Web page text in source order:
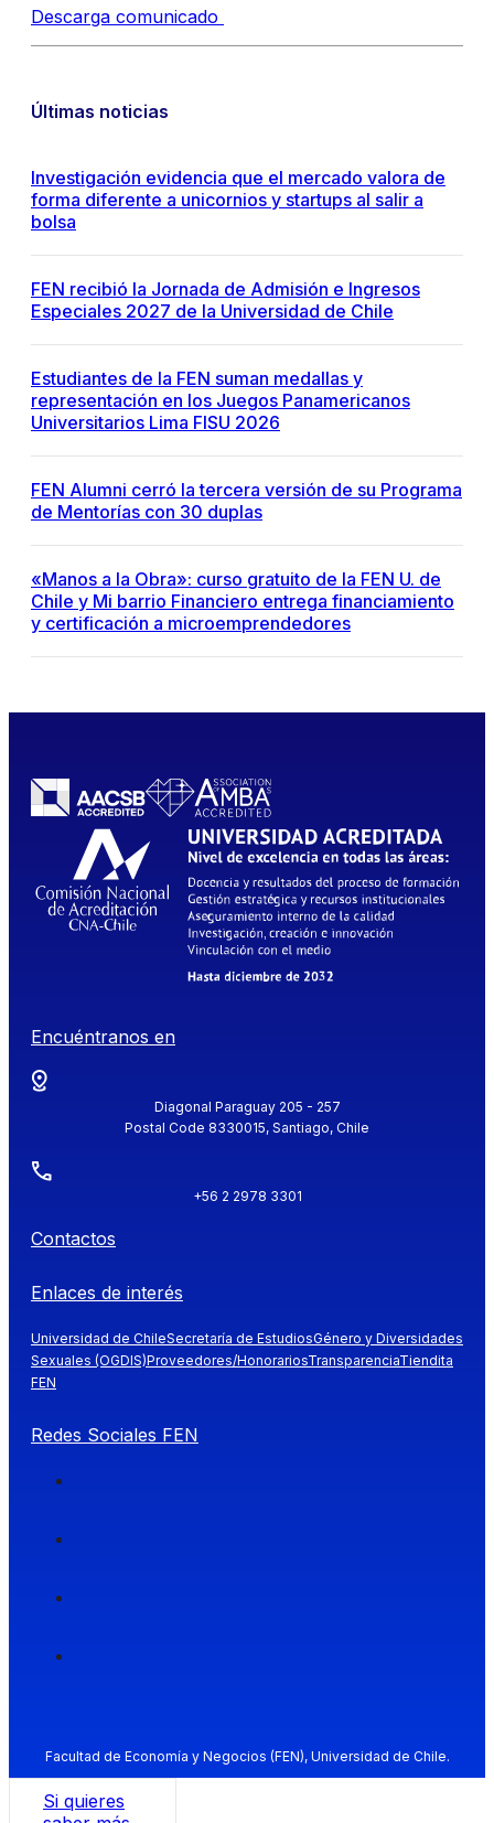
Descarga comunicado
Últimas noticias
Investigación evidencia que el mercado valora de
forma diferente a unicornios y startups al salir a
bolsa
FEN recibió la Jornada de Admisión e Ingresos
Especiales 2027 de la Universidad de Chile
Estudiantes de la FEN suman medallas y
representación en los Juegos Panamericanos
Universitarios Lima FISU 2026
FEN Alumni cerró la tercera versión de su Programa
de Mentorías con 30 duplas
«Manos a la Obra»: curso gratuito de la FEN U. de
Chile y Mi barrio Financiero entrega financiamiento
y certificación a microemprendedores
Encuéntranos en
Diagonal Paraguay 205 - 257
Postal Code 8330015, Santiago, Chile
+56 2 2978 3301
Contactos
Enlaces de interés
Universidad de ChileSecretaría de EstudiosGénero y Diversidades
Sexuales (OGDIS)Proveedores/HonorariosTransparenciaTiendita
FEN
Redes Sociales FEN
Facultad de Economía y Negocios (FEN), Universidad de Chile.
Si quieres